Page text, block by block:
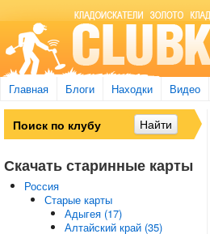
Главная Блоги Находки Видео
Скачать старинные карты
Россия
Старые карты
Адыгея (17)
Алтайский край (35)